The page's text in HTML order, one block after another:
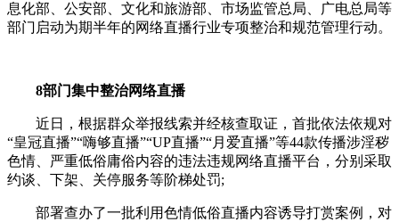
息化部、公安部、文化和旅游部、市场监管总局、广电总局等
部门启动为期半年的网络直播行业专项整治和规范管理行动。
8部门集中整治网络直播
近日，根据群众举报线索并经核查取证，首批依法依规对
“皇冠直播”“嗨够直播”“UP直播”“月爱直播”等44款传播涉淫秽
色情、严重低俗庸俗内容的违法违规网络直播平台，分别采取
约谈、下架、关停服务等阶梯处罚;
部署查办了一批利用色情低俗直播内容诱导打赏案例，对